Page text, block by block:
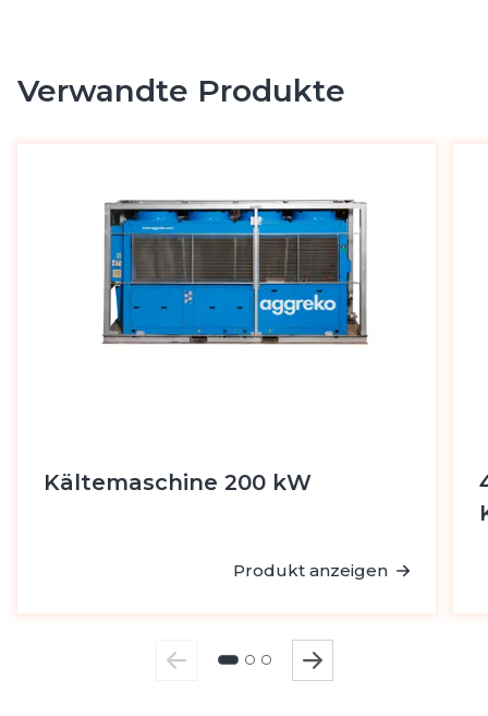
Verwandte Produkte
Kältemaschine 200 kW
Produkt anzeigen